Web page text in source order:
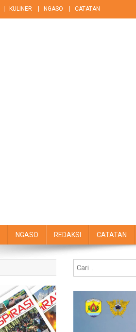
KULINER NGASO CATATAN
NGASO REDAKSI CATATAN